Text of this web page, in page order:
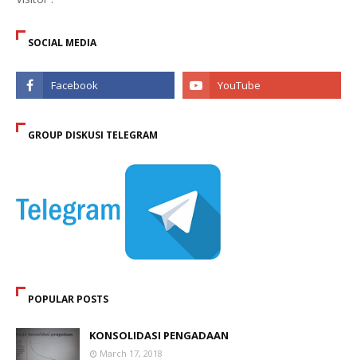
SOCIAL MEDIA
GROUP DISKUSI TELEGRAM
POPULAR POSTS
KONSOLIDASI PENGADAAN
March 17, 2018